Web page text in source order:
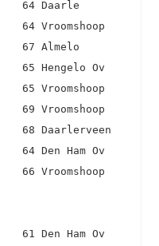
64 Daarle
64 Vroomshoop
67 Almelo
65 Hengelo Ov
65 Vroomshoop
69 Vroomshoop
68 Daarlerveen
64 Den Ham Ov
66 Vroomshoop
61 Den Ham Ov